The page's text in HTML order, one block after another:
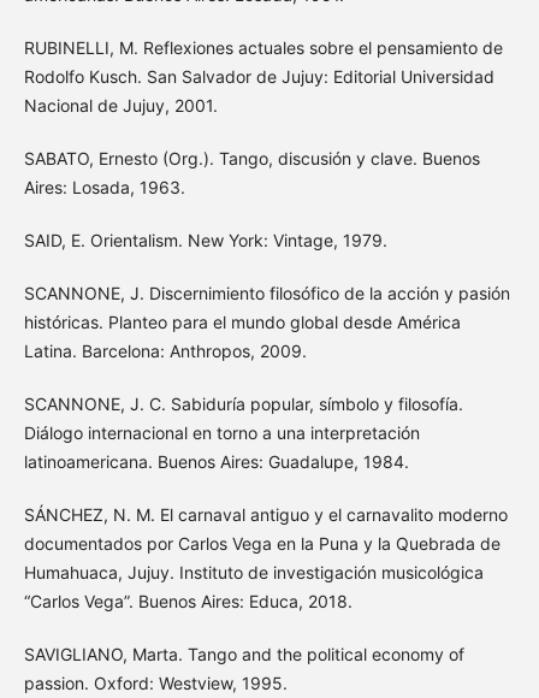
RUBINELLI, M. Reflexiones actuales sobre el pensamiento de
Rodolfo Kusch. San Salvador de Jujuy: Editorial Universidad
Nacional de Jujuy, 2001.
SABATO, Ernesto (Org.). Tango, discusión y clave. Buenos
Aires: Losada, 1963.
SAID, E. Orientalism. New York: Vintage, 1979.
SCANNONE, J. Discernimiento filosófico de la acción y pasión
históricas. Planteo para el mundo global desde América
Latina. Barcelona: Anthropos, 2009.
SCANNONE, J. C. Sabiduría popular, símbolo y filosofía.
Diálogo internacional en torno a una interpretación
latinoamericana. Buenos Aires: Guadalupe, 1984.
SÁNCHEZ, N. M. El carnaval antiguo y el carnavalito moderno
documentados por Carlos Vega en la Puna y la Quebrada de
Humahuaca, Jujuy. Instituto de investigación musicológica
“Carlos Vega”. Buenos Aires: Educa, 2018.
SAVIGLIANO, Marta. Tango and the political economy of
passion. Oxford: Westview, 1995.